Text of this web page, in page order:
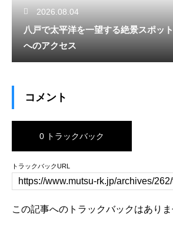
2026.08.04
八戸で太平洋を一望する絶景スポッ
へのアクセス
コメント
0 トラックバック
トラックバックURL
この記事へのトラックバックはありま